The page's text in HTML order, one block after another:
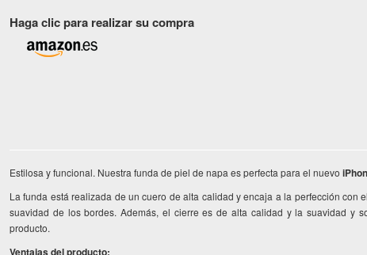
Haga clic para realizar su compra
Estilosa y funcional. Nuestra funda de piel de napa es perfecta para el nuevo
La funda está realizada de un cuero de alta calidad y encaja a la perfección con
suavidad de los bordes. Además, el cierre es de alta calidad y la suavidad y
producto.
Ventajas del producto: